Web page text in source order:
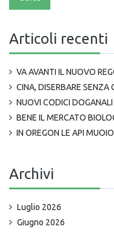
Articoli recenti
VA AVANTI IL NUOVO
CINA, DISERBARE SENZA
NUOVI CODICI
BENE IL MERCATO
IN OREGON LE API
Archivi
Luglio 2026
Giugno 2026